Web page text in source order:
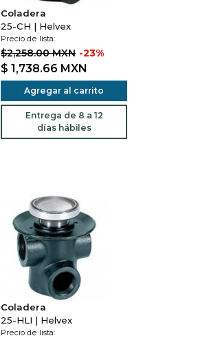
Coladera
25-CH | Helvex
Precio de lista:
$2,258.00 MXN -23%
$ 1,738.66 MXN
Agregar al carrito
Entrega de 8 a 12
días hábiles
Coladera
25-HLI | Helvex
Precio de lista: